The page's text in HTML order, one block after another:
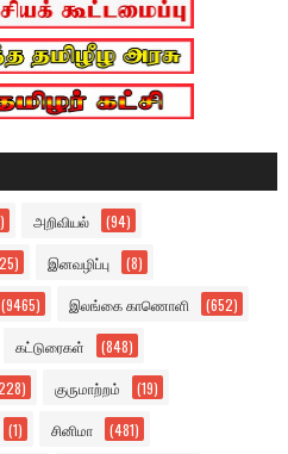
அறிவியல் (94)
இனவழிப்பு (8)
(9465) இலங்கை காணொளி (652)
கட்டுரைகள் (848)
குருமாற்றம் (19)
(1) சினிமா (481)